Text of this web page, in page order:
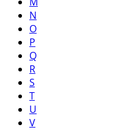
N
O
P
Q
R
S
T
U
V